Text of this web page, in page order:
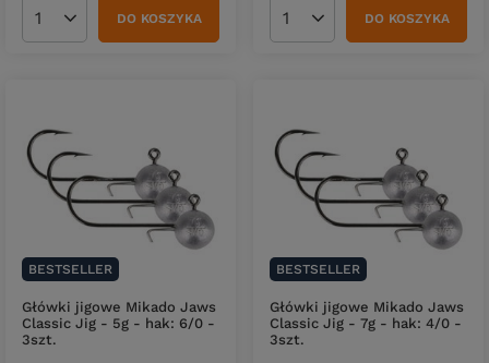
Ilość produktówDO KOSZYKA Ilość produktówDO KOSZYKA
BESTSELLER
Główki jigowe Mikado Jaws
Classic Jig - 5g - hak: 6/0 -
3szt.
BESTSELLER
Główki jigowe Mikado Jaws
Classic Jig - 7g - hak: 4/0 -
3szt.